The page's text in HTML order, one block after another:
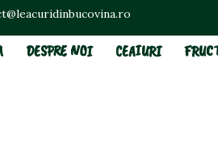
DESPRE NOI CEAIURI